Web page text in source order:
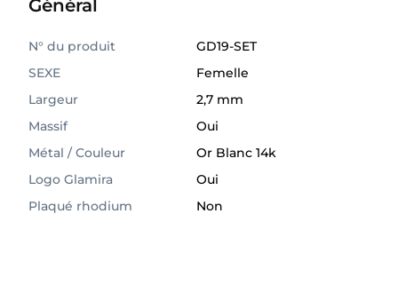
Général
N° du produit
GD19-SET
SEXE
Femelle
Largeur
2,7 mm
Massif
Oui
Métal / Couleur
Or Blanc 14k
Logo Glamira
Oui
Plaqué rhodium
Non